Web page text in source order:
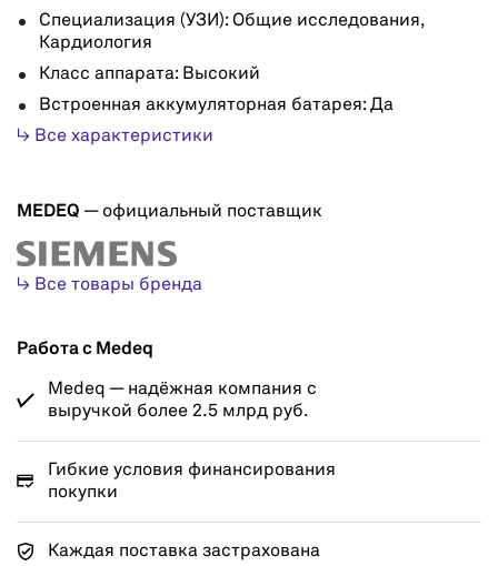
Специализация (УЗИ): Общие исследования,
Кардиология
Класс аппарата: Высокий
Встроенная аккумуляторная батарея: Да
↳ Все характеристики
MEDEQ — официальный поставщик
↳ Все товары бренда
Работа с Medeq
Medeq — надёжная компания с
выручкой более 2.5 млрд руб.
Гибкие условия финансирования
покупки
Каждая поставка застрахована